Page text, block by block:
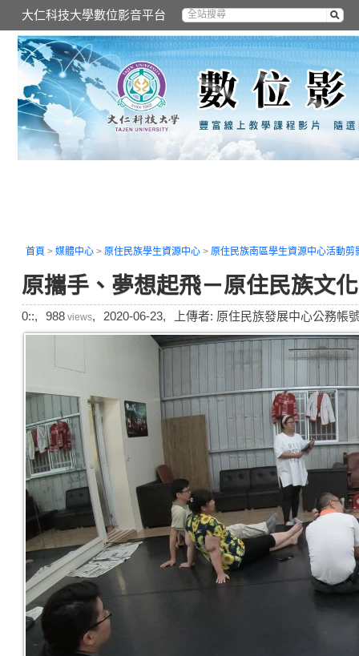
大仁科技大學數位影音平台
首頁 > 媒體中心 > 原住民族學生資源中心 > 原住民族南區學生資源中心活動剪
原攜手、夢想起飛－原住民族文
0::, 988 views, 2020-06-23, 上傳者: 原住民族發展中心公務帳